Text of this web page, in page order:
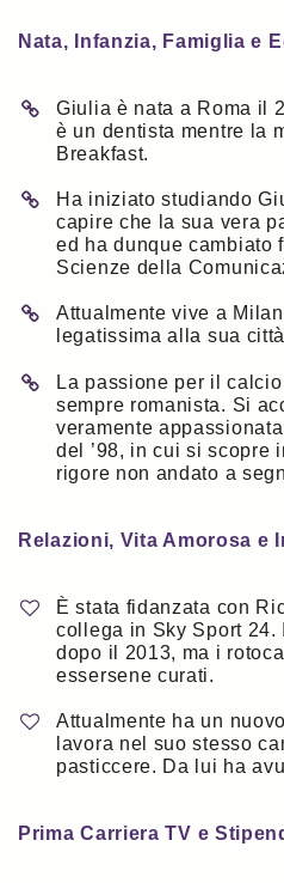
Nata, Infanzia, Famiglia e
Giulia è nata a Roma il
è un dentista mentre la
Breakfast.
Ha iniziato studiando
capire che la sua vera
ed ha dunque cambiato
Scienze della
Attualmente vive a
legatissima alla sua
La passione per il
sempre romanista. Si
veramente
del ’98, in cui si scopre
rigore non andato a
Relazioni, Vita Amorosa e
È stata fidanzata con
collega in Sky Sport 24.
dopo il 2013, ma i
essersene curati.
Attualmente ha un
lavora nel suo stesso
pasticcere. Da lui ha
Prima Carriera TV e